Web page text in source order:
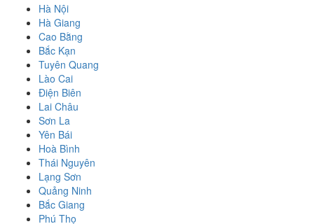
Hà Nội
Hà Giang
Cao Bằng
Bắc Kạn
Tuyên Quang
Lào Cai
Điện Biên
Lai Châu
Sơn La
Yên Bái
Hoà Bình
Thái Nguyên
Lạng Sơn
Quảng Ninh
Bắc Giang
Phú Thọ